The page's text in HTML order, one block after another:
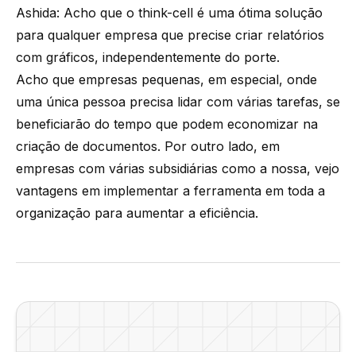
Ashida: Acho que o think-cell é uma ótima solução
para qualquer empresa que precise criar relatórios
com gráficos, independentemente do porte.
Acho que empresas pequenas, em especial, onde
uma única pessoa precisa lidar com várias tarefas, se
beneficiarão do tempo que podem economizar na
criação de documentos. Por outro lado, em
empresas com várias subsidiárias como a nossa, vejo
vantagens em implementar a ferramenta em toda a
organização para aumentar a eficiência.